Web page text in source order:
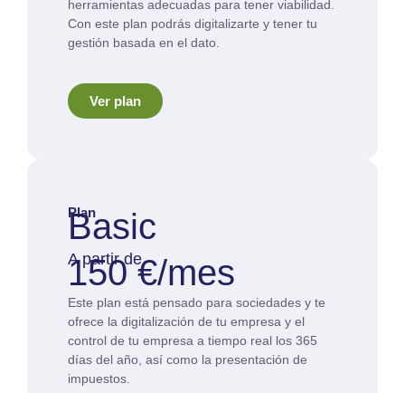
herramientas adecuadas para tener viabilidad.
Con este plan podrás digitalizarte y tener tu
gestión basada en el dato.
Ver plan
Plan
Basic
A partir de
150 €/mes
Este plan está pensado para sociedades y te
ofrece la digitalización de tu empresa y el
control de tu empresa a tiempo real los 365
días del año, así como la presentación de
impuestos.